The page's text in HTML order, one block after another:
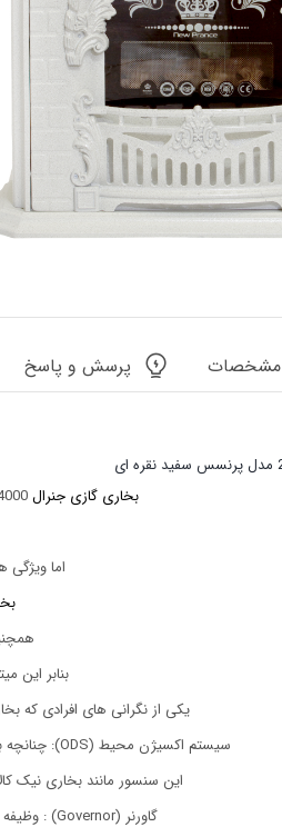
مشخصات پرسش و پاسخ
بخاری گازی جنرال24000 با بدنه تمام لعاب و سفال دار و شیشه های حرارت دیده نشکن یکی از مدل های با کیفیت تولید شده میباشد .
اما
بنابر این
یکی از نگرانی های افرادی که
سیستم اکسیژن محیط (ODS): چنانچه به هر دلیلی خروج گاز مونو اکسیدکربن از بخاری با مشکل مواجه شود و اکسیژن موجود در محیط به کمتر از حد استاندارد برسد ،
این سنسور مانند بخاری نیک
گاورنر (Governor) : وظیفه تنظیم فشار گاز ورودی به بخاری را بر عهده دارد و از خاموش شدن دستگاه در زمان تغییر فشار گاز جلوگیری می کند.